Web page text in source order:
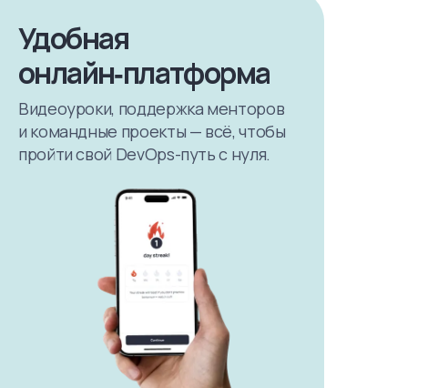
Удобная
онлайн‑платформа
Видеоуроки, поддержка менторов
и командные проекты — всё, чтобы
пройти свой DevOps-путь с нуля.